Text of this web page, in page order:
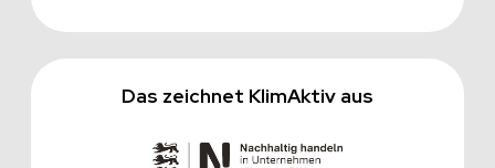
Das zeichnet KlimAktiv aus